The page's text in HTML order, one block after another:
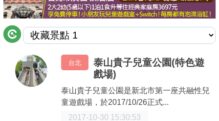
討論區
聯絡我們
APP下載
台北
泰山貴子兒童公園(特色遊
戲場)
泰山貴子兒童公園是新北市第一座共融性兒
童遊戲場，於2017/10/26正式...
2017-10-30 15:30:53